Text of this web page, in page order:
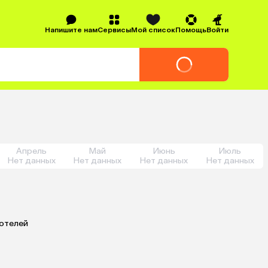
Напишите намСервисыМой списокПомощьВойти
Апрель
Нет данных
Май
Нет данных
Июнь
Нет данных
Июль
Нет данных